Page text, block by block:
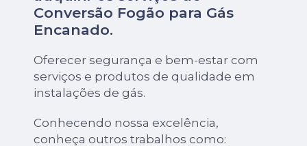
Conversão Fogão para Gás
Encanado.
Oferecer segurança e bem-estar com
serviços e produtos de qualidade em
instalações de gás.
Conhecendo nossa excelência,
conheça outros trabalhos como: